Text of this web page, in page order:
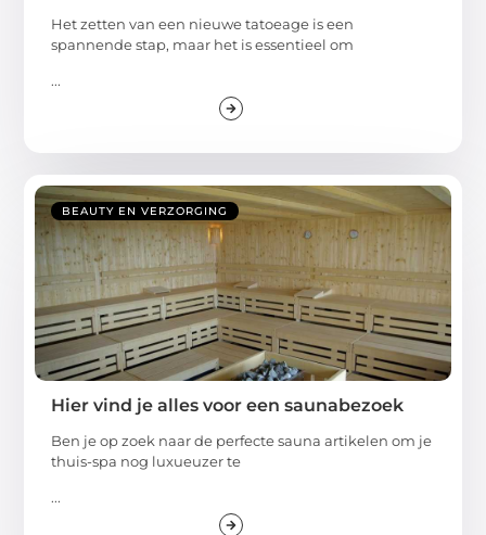
Het zetten van een nieuwe tatoeage is een
spannende stap, maar het is essentieel om
...
BEAUTY EN VERZORGING
Hier vind je alles voor een saunabezoek
Ben je op zoek naar de perfecte sauna artikelen om je
thuis-spa nog luxueuzer te
...